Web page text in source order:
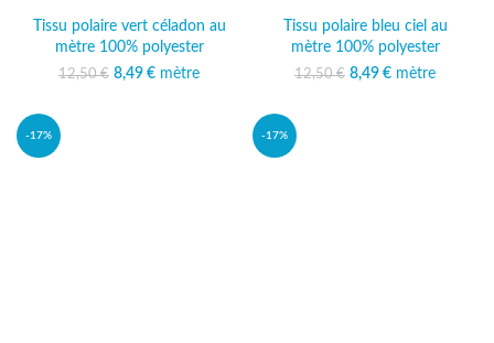
Tissu polaire vert céladon au
mètre 100% polyester
12,50€ Le prix initial était :
8,49 €
Le prix
mètre
Tissu polaire bleu ciel au
mètre 100% polyester
12,50€ Le prix initial était :
8,49 €
Le prix
mètre
-17% -17%